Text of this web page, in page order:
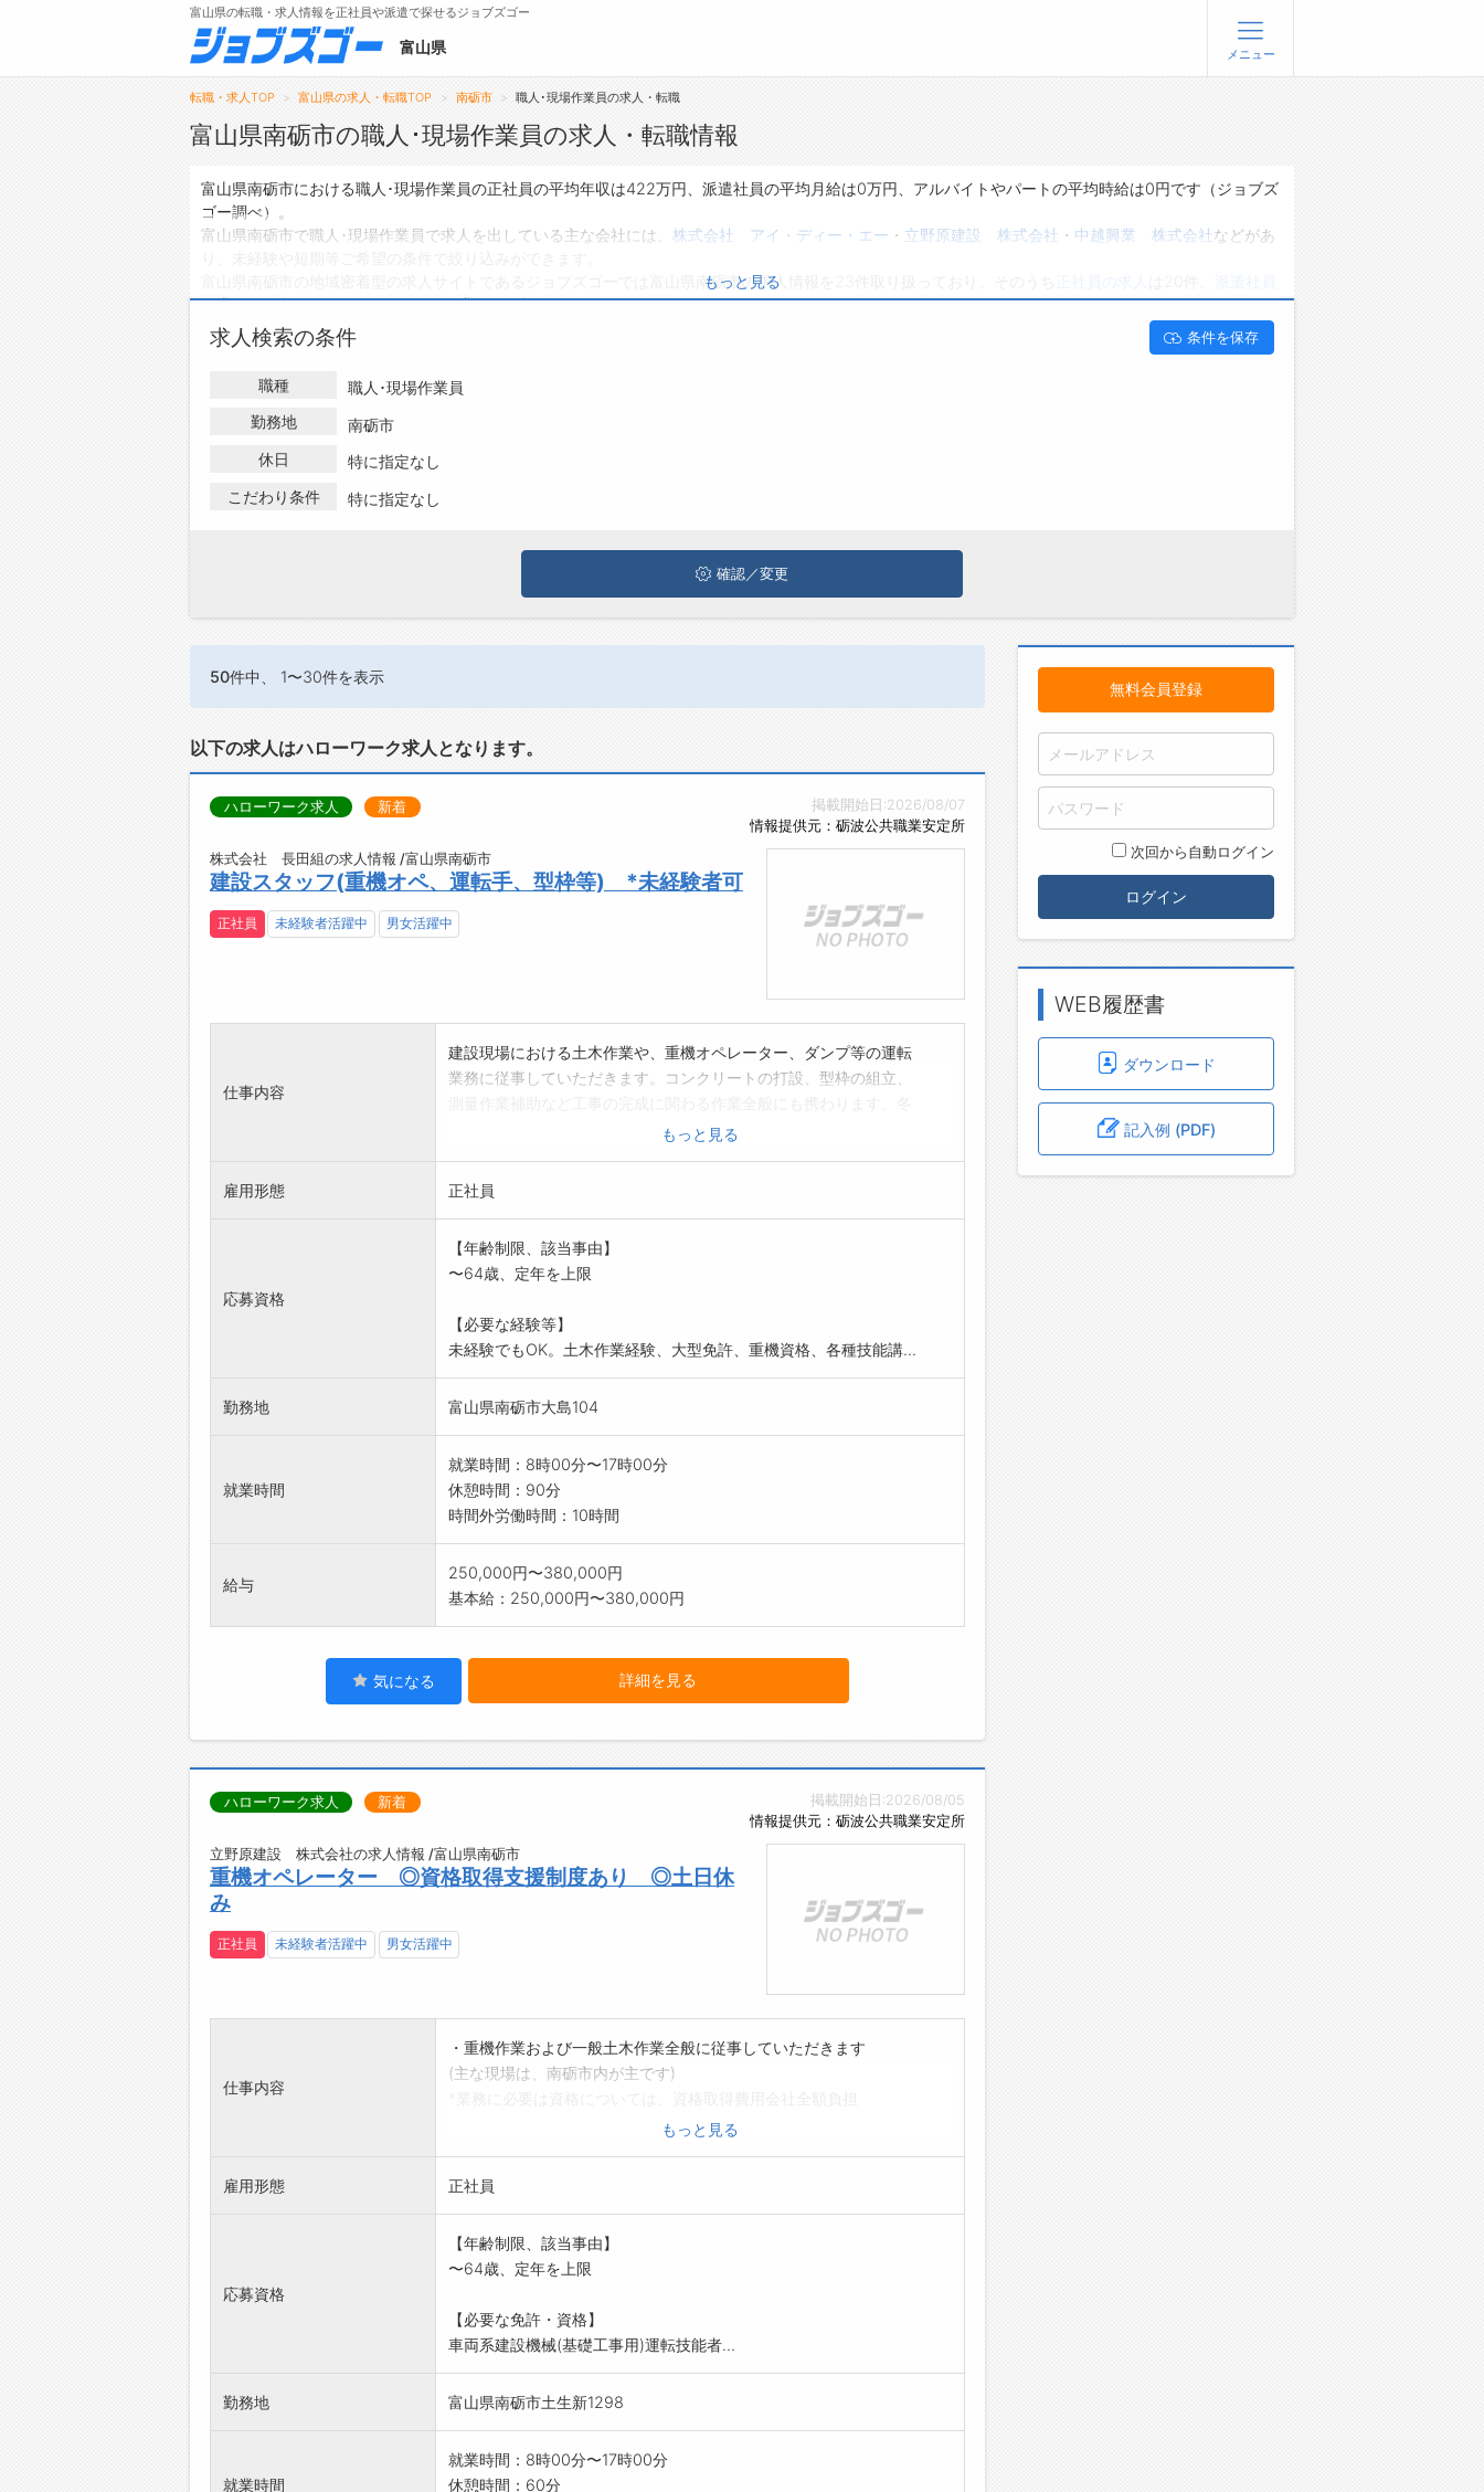
メニュー
トップ
転職支援サービスについて
転職ノウハウ(応募書類の書き方・面接対策な
転職・採用コラム
ジョブズゴーについて
会社概要
富山県の転職・求人情報を正社員や派遣で探せるジョブズゴー
富山県 メニュー
転職・求人TOP 富山県の求人・転職TOP 南砺市 職人･現場作業員の求人・転職
富山県南砺市の職人･現場作業員の求人・転職情報
富山県南砺市における職人･現場作業員の正社員の平均年収は422万円、派遣社員の平均月給は0万円、アルバイトやパートの平均時給は0円です（ジョブズ
ゴー調べ）。
富山県南砺市で職人･現場作業員で求人を出している主な会社には、 株式会社 アイ・ディー・エー ・ 立野原建設 株式会社 ・ 中越興業 株式会社などがあ
富山県南砺市の地域密着型の求人サイトであるジョブズゴーでは富山県南砺市の求人情報を23件取り扱っており、そのうち
の求人は0件、アルバイト・パートの求人は0件です。
ハローワークにはない求人も多数扱っており、転職だけでなく、第二新卒から50代・60代以上の方の再就職も可能です。 富山県南砺市で職人･現場作業員
の求人・転職情報を探している方は、ぜひ興味のある職種に応募してみてくださいね。
もっと見る
求人検索の条件 条件を保存
職種
職人･現場作業員
勤務地
南砺市
休日
特に指定なし
こだわり条件
特に指定なし
確認／変更
50件中、 1〜30件を表示
以下の求人はハローワーク求人となります。
掲載開始日:2026/08/07
情報提供元：砺波公共職業安定所
ハローワーク求人 新着
株式会社 長田組の求人情報 /富山県南砺市
建設スタッフ(重機オペ、運転手、型枠等) *未経験者可
正社員 未経験者活躍中 男女活躍中
仕事内容
建設現場における土木作業や、重機オペレーター、ダンプ等の運転
業務に従事していただきます。コンクリートの打設、型枠の組立、
季は地域の除雪作業を行う場合があります。経験者は大歓迎ですが
ップアップも可能です。
を受けてください。ただし、オンライン自主応募の方はハローワー
クの紹介状は不要です。
もっと見る
雇用形態 正社員
応募資格
【年齢制限、該当事由】
〜64歳、定年を上限
【必要な経験等】
未経験でもOK。土木作業経験、大型免許、重機資格、各種技能講...
勤務地 富山県南砺市大島104
就業時間
就業時間：8時00分〜17時00分
休憩時間：90分
時間外労働時間：10時間
給与
250,000円〜380,000円
基本給：250,000円〜380,000円
気になる 詳細を見る
掲載開始日:2026/08/05
情報提供元：砺波公共職業安定所
ハローワーク求人 新着
立野原建設 株式会社の求人情報 /富山県南砺市
重機オペレーター ◎資格取得支援制度あり ◎土日休
み
正社員 未経験者活躍中 男女活躍中
仕事内容
・重機作業および一般土木作業全般に従事していただきます
(主な現場は、南砺市内が主です)
を受けて下さい
もっと見る
雇用形態 正社員
応募資格
【年齢制限、該当事由】
〜64歳、定年を上限
【必要な免許・資格】
車両系建設機械(基礎工事用)運転技能者...
勤務地 富山県南砺市土生新1298
就業時間
就業時間：8時00分〜17時00分
休憩時間：60分
無料会員登録
次回から自動ログイン
ログイン
WEB履歴書
ダウンロード
記入例 (PDF)